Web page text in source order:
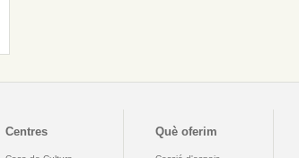
Centres Què oferim